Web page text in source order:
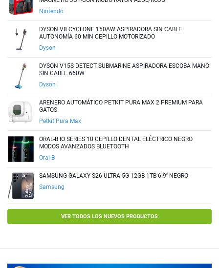
Nintendo
DYSON V8 CYCLONE 150AW ASPIRADORA SIN CABLE
AUTONOMÍA 60 MIN CEPILLO MOTORIZADO
Dyson
DYSON V15S DETECT SUBMARINE ASPIRADORA ESCOBA MANO
SIN CABLE 660W
Dyson
ARENERO AUTOMÁTICO PETKIT PURA MAX 2 PREMIUM PARA
GATOS
Petkit Pura Max
ORAL-B IO SERIES 10 CEPILLO DENTAL ELÉCTRICO NEGRO
MODOS AVANZADOS BLUETOOTH
Oral-B
SAMSUNG GALAXY S26 ULTRA 5G 12GB 1TB 6.9'' NEGRO
Samsung
VER TODOS LOS NUEVOS PRODUCTOS